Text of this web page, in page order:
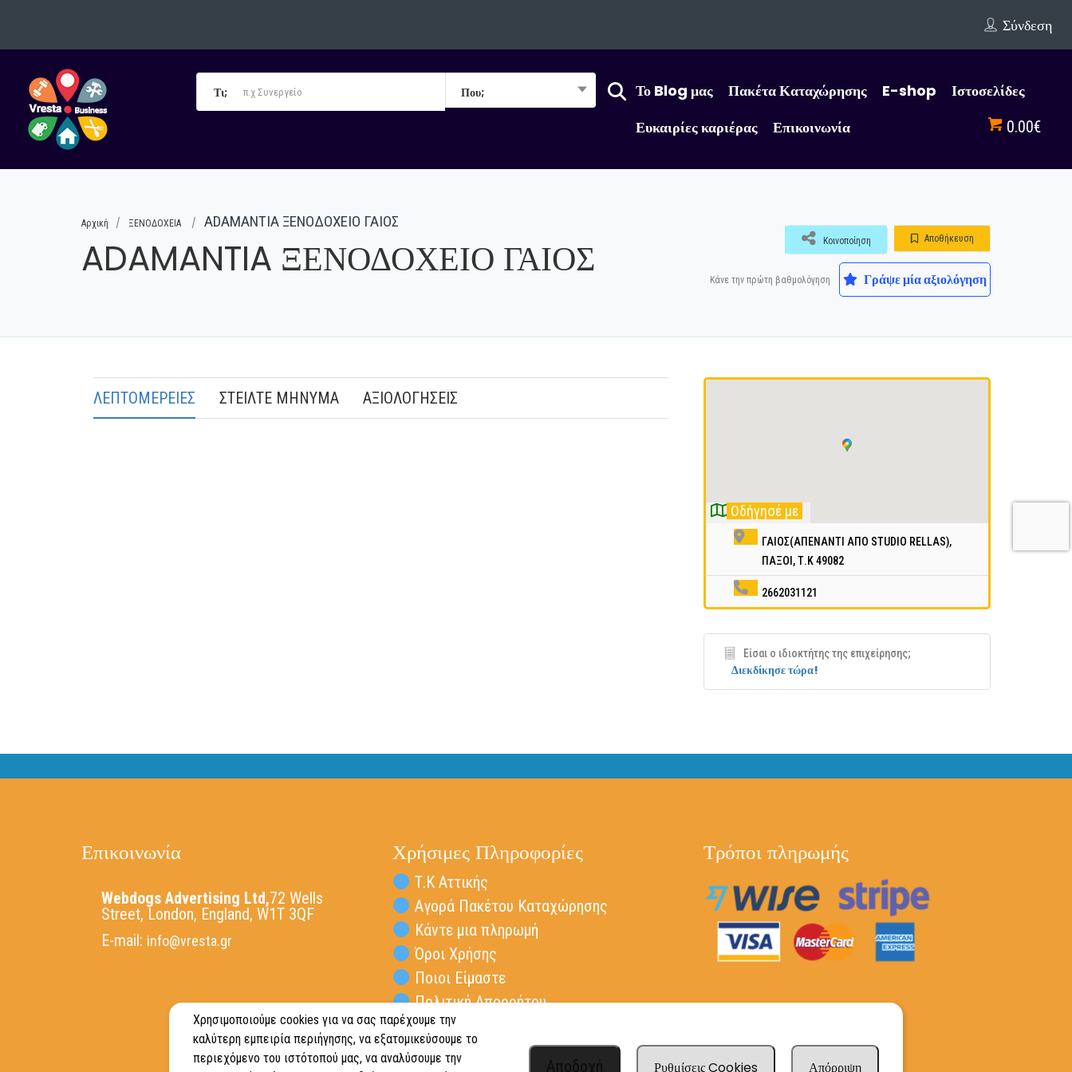
Σύνδεση
Τι; Που; Το Blog μας Πακέτα Καταχώρησης E-shop
Ιστοσελίδες
Ευκαιρίες καριέρας
Επικοινωνία 0.00€
Αρχική ΞΕΝΟΔΟΧΕΙΑ ADAMANTIA ΞΕΝΟΔΟΧΕΙΟ ΓΑΙΟΣ
ADAMANTIA ΞΕΝΟΔΟΧΕΙΟ ΓΑΙΟΣ Αποθήκευση
Κοινοποίηση
Κάνε την πρώτη βαθμολόγηση Γράψε μία αξιολόγηση
ΛΕΠΤΟΜΕΡΕΙΕΣ ΣΤΕΙΛΤΕ ΜΗΝΥΜΑ ΑΞΙΟΛΟΓΗΣΕΙΣ
Οδήγησέ με
ΓΑΙΟΣ(ΑΠΕΝΑΝΤΙ ΑΠΟ STUDIO RELLAS),
ΠΑΞΟΙ, Τ.Κ 49082
2662031121
Είσαι ο ιδιοκτήτης της επιχείρησης;
Διεκδίκησε τώρα!
Επικοινωνία
Webdogs Advertising Ltd,72 Wells
Street, London, England, W1T 3QF
E-mail: info@vresta.gr
Χρήσιμες Πληροφορίες
Τ.Κ Αττικής
Αγορά Πακέτου Καταχώρησης
Κάντε μια πληρωμή
Όροι Χρήσης
Ποιοι Είμαστε
Πολιτική Απορρήτου
Επικοινωνία Vresta.gr
Τρόποι πληρωμής
Χρησιμοποιούμε cookies για να σας παρέχουμε την
καλύτερη εμπειρία περιήγησης, να εξατομικεύσουμε το
περιεχόμενο του ιστότοπού μας, να αναλύσουμε την
Ρυθμίσεις Cookies Απόρριψη